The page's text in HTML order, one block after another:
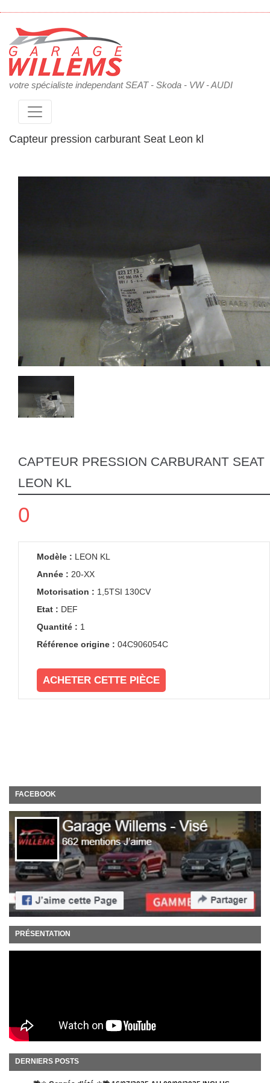
votre spécialiste independant SEAT - Skoda - VW - AUDI
Capteur pression carburant Seat Leon kl
CAPTEUR PRESSION CARBURANT SEAT
LEON KL
0
Modèle : LEON KL
Année : 20-XX
Motorisation : 1,5TSI 130CV
Etat : DEF
Quantité : 1
Référence origine : 04C906054C
ACHETER CETTE PIÈCE
FACEBOOK
PRÉSENTATION
DERNIERS POSTS